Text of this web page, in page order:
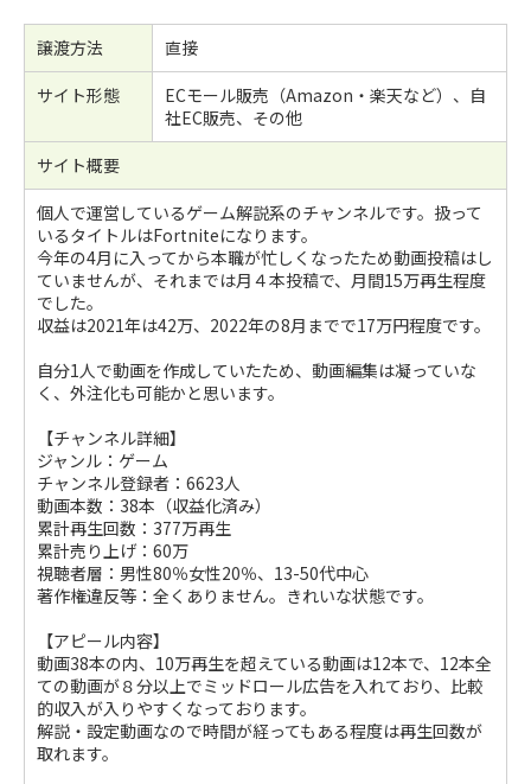
譲渡方法
直接
サイト形態
ECモール販売（Amazon・楽天など）、自
社EC販売、その他
サイト概要
個人で運営しているゲーム解説系のチャンネルです。扱って
いるタイトルはFortniteになります。
今年の4月に入ってから本職が忙しくなったため動画投稿はし
ていませんが、それまでは月４本投稿で、月間15万再生程度
でした。
収益は2021年は42万、2022年の8月までで17万円程度です。
自分1人で動画を作成していたため、動画編集は凝っていな
く、外注化も可能かと思います。
【チャンネル詳細】
ジャンル：ゲーム
チャンネル登録者：6623人
動画本数：38本（収益化済み）
累計再生回数：377万再生
累計売り上げ：60万
視聴者層：男性80％女性20％、13-50代中心
著作権違反等：全くありません。きれいな状態です。
【アピール内容】
動画38本の内、10万再生を超えている動画は12本で、12本全
ての動画が８分以上でミッドロール広告を入れており、比較
的収入が入りやすくなっております。
解説・設定動画なので時間が経ってもある程度は再生回数が
取れます。